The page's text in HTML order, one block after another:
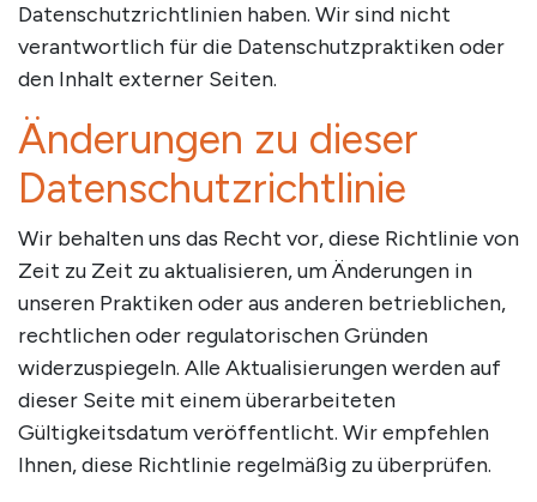
Datenschutzrichtlinien haben. Wir sind nicht
verantwortlich für die Datenschutzpraktiken oder
den Inhalt externer Seiten.
Änderungen zu dieser
Datenschutzrichtlinie
Wir behalten uns das Recht vor, diese Richtlinie von
Zeit zu Zeit zu aktualisieren, um Änderungen in
unseren Praktiken oder aus anderen betrieblichen,
rechtlichen oder regulatorischen Gründen
widerzuspiegeln. Alle Aktualisierungen werden auf
dieser Seite mit einem überarbeiteten
Gültigkeitsdatum veröffentlicht. Wir empfehlen
Ihnen, diese Richtlinie regelmäßig zu überprüfen.